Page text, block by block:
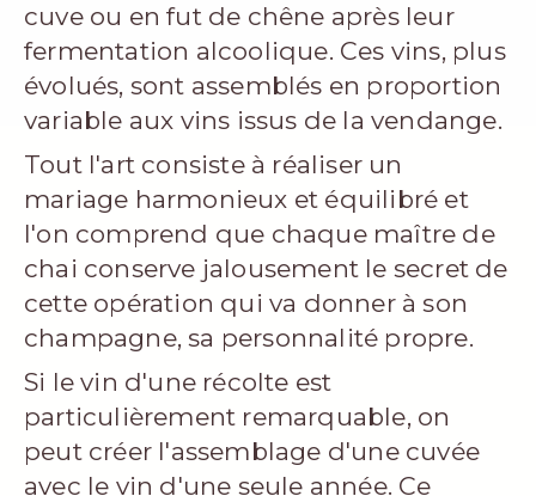
cuve ou en fut de chêne après leur
fermentation alcoolique. Ces vins, plus
évolués, sont assemblés en proportion
variable aux vins issus de la vendange.
Tout l'art consiste à réaliser un
mariage harmonieux et équilibré et
l'on comprend que chaque maître de
chai conserve jalousement le secret de
cette opération qui va donner à son
champagne, sa personnalité propre.
Si le vin d'une récolte est
particulièrement remarquable, on
peut créer l'assemblage d'une cuvée
avec le vin d'une seule année. Ce